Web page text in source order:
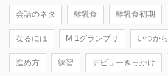
会話のネタ 離乳食 離乳食初期
なるには M-1グランプリ いつから
進め方 練習 デビューきっかけ